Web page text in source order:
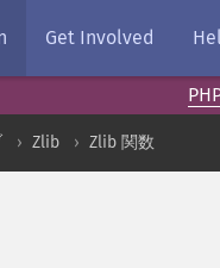
Get Involved
Zlib Zlib 関数